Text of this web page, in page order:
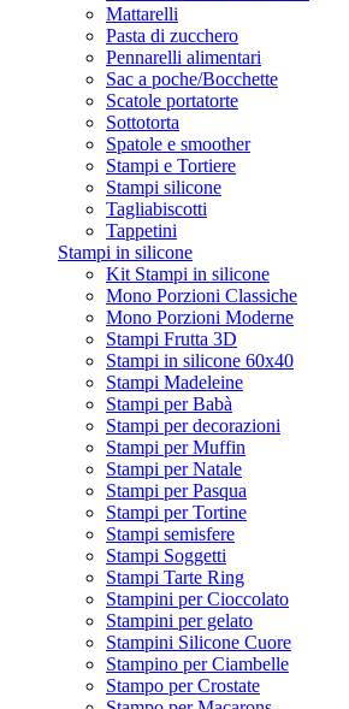
Mattarelli
Pasta di zucchero
Pennarelli alimentari
Sac a poche/Bocchette
Scatole portatorte
Sottotorta
Spatole e smoother
Stampi e Tortiere
Stampi silicone
Tagliabiscotti
Tappetini
Stampi in silicone
Kit Stampi in silicone
Mono Porzioni Classiche
Mono Porzioni Moderne
Stampi Frutta 3D
Stampi in silicone 60x40
Stampi Madeleine
Stampi per Babà
Stampi per decorazioni
Stampi per Muffin
Stampi per Natale
Stampi per Pasqua
Stampi per Tortine
Stampi semisfere
Stampi Soggetti
Stampi Tarte Ring
Stampini per Cioccolato
Stampini per gelato
Stampini Silicone Cuore
Stampino per Ciambelle
Stampo per Crostate